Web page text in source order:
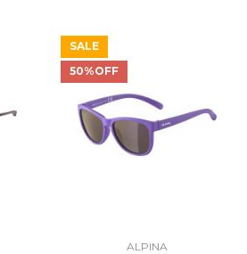
SALE
50%OFF
ALPINA